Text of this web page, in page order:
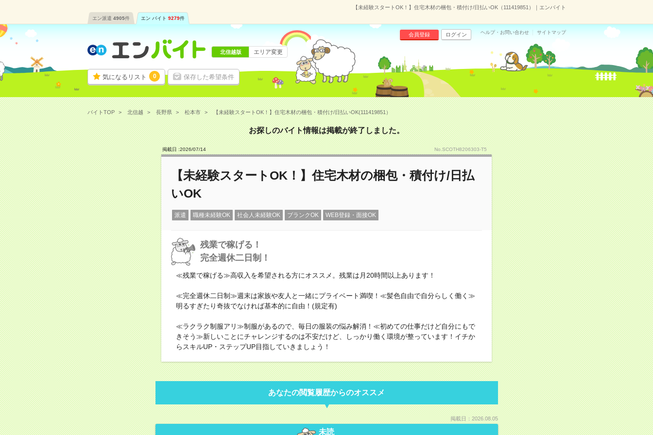
【未経験スタートOK！】住宅木材の梱包・積付け/日払いOK（111419851）｜エンバイト
エン派遣 4905件 エン バイト 9279件
気になるリスト 0 保存した希望条件
会員登録 ログイン ヘルプ・お問い合わせ サイトマップ
北信越版 エリア変更
バイトTOP 北信越 長野県 松本市 【未経験スタートOK！】住宅木材の梱包・積付け/日払いOK(111419851）
お探しのバイト情報は掲載が終了しました。
掲載日 :2026/07/14 No.SCOTH8206303-T5
【未経験スタートOK！】住宅木材の梱包・積付け/日払
いOK
派遣 職種未経験OK 社会人未経験OK ブランクOK WEB登録・面接OK
残業で稼げる！
完全週休二日制！
≪残業で稼げる≫高収入を希望される方にオススメ。残業は月20時間以上あります！
≪完全週休二日制≫週末は家族や友人と一緒にプライベート満喫！≪髪色自由で自分らしく働く≫
明るすぎたり奇抜でなければ基本的に自由！(規定有)
≪ラクラク制服アリ≫制服があるので、毎日の服装の悩み解消！≪初めての仕事だけど自分にもで
きそう≫新しいことにチャレンジするのは不安だけど、しっかり働く環境が整っています！イチか
らスキルUP・ステップUP目指していきましょう！
あなたの閲覧履歴からのオススメ
掲載日：2026.08.05
未読